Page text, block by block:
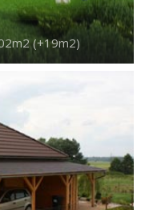
(+19m2)